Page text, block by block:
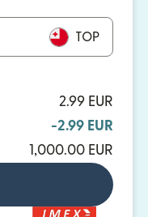
TOP
2.99 EUR
-2.99 EUR
1,000.00 EUR